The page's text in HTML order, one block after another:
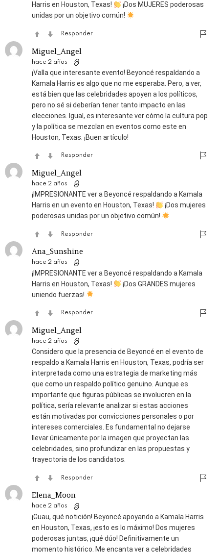
Harris en Houston, Texas!
¡Dos MUJERES poderosas
unidas por un objetivo común!
Responder
Miguel_Angel
hace 2 años
¡Valla que interesante evento! Beyoncé respaldando a
Kamala Harris es algo que no me esperaba. Pero, a ver,
está bien que las celebridades apoyen a los políticos,
pero no sé si deberían tener tanto impacto en las
elecciones. Igual, es interesante ver cómo la cultura pop
y la política se mezclan en eventos como este en
Houston, Texas. ¡Buen artículo!
Responder
Miguel_Angel
hace 2 años
¡IMPRESIONANTE ver a Beyoncé respaldando a Kamala
Harris en un evento en Houston, Texas!
¡Dos mujeres
poderosas unidas por un objetivo común!
Responder
Ana_Sunshine
hace 2 años
¡IMPRESIONANTE ver a Beyoncé respaldando a Kamala
Harris en Houston, Texas!
¡Dos GRANDES mujeres
uniendo fuerzas!
Responder
Miguel_Angel
hace 2 años
Considero que la presencia de Beyoncé en el evento de
respaldo a Kamala Harris en Houston, Texas, podría ser
interpretada como una estrategia de marketing más
que como un respaldo político genuino. Aunque es
importante que figuras públicas se involucren en la
política, sería relevante analizar si estas acciones
están motivadas por convicciones personales o por
intereses comerciales. Es fundamental no dejarse
llevar únicamente por la imagen que proyectan las
celebridades, sino profundizar en las propuestas y
trayectoria de los candidatos.
Responder
Elena_Moon
hace 2 años
¡Guau, qué notición! Beyoncé apoyando a Kamala Harris
en Houston, Texas, ¡esto es lo máximo! Dos mujeres
poderosas juntas, ¡qué dúo! Definitivamente un
momento histórico. Me encanta ver a celebridades